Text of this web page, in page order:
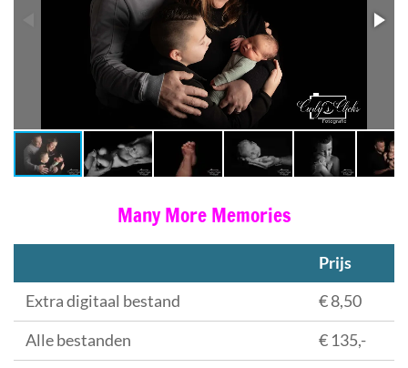
Many More Memories
Prijs
Extra digitaal bestand
€ 8,50
Alle bestanden € 135,-